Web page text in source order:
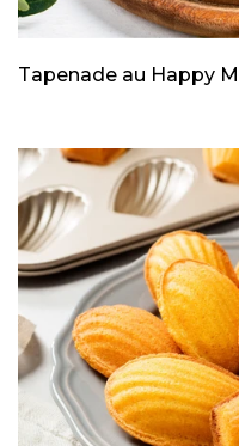
Tapenade au Happy